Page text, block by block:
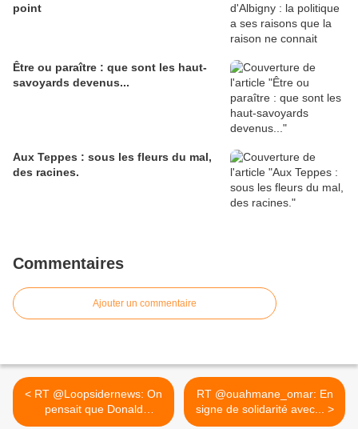
point
Être ou paraître : que sont les haut-
savoyards devenus...
Aux Teppes : sous les fleurs du mal,
des racines.
Commentaires
Ajouter un commentaire
< RT @Loopsidernews: On
pensait que Donald
Trump...
RT @ouahmane_omar: En
signe de solidarité avec... >